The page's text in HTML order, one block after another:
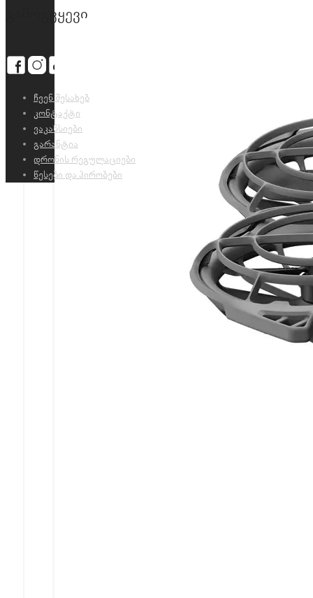
გამოგვყევი
ჩვენ შესახებ
კონტაქტი
ვაკანსიები
გარანტია
დრონის რეგულაციები
წესები და პირობები